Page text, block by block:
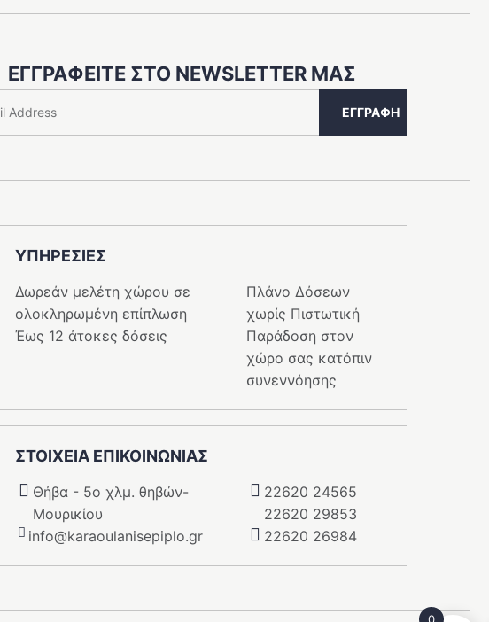
ΕΓΓΡΑΦΕΊΤΕ ΣΤΟ NEWSLETTER ΜΑΣ
ΕΓΓΡΑΦΉ
ΥΠΗΡΕΣIΕΣ
Δωρεάν μελέτη χώρου σε
ολοκληρωμένη επίπλωση
Πλάνο Δόσεων
χωρίς Πιστωτική
Έως 12 άτοκες δόσεις
Παράδοση στον
χώρο σας κατόπιν
συνεννόησης
ΣΤΟΙΧΕΙΑ ΕΠΙΚΟΙΝΩΝΙΑΣ
Θήβα - 5o χλμ. θηβών-
Μουρικίου
22620 24565
22620 29853
info@karaoulanisepiplo.gr
22620 26984